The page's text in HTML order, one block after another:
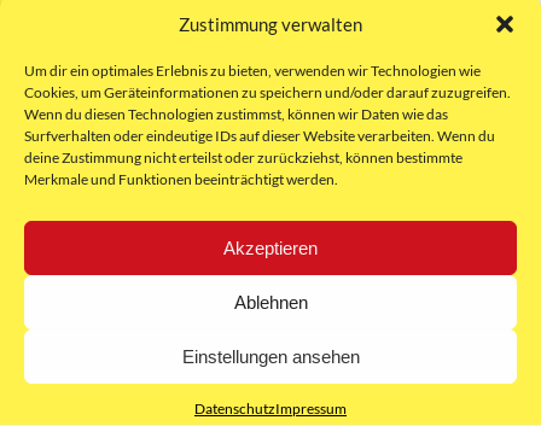
Zustimmung verwalten
Um dir ein optimales Erlebnis zu bieten, verwenden wir Technologien wie
Cookies, um Geräteinformationen zu speichern und/oder darauf zuzugreifen.
Wenn du diesen Technologien zustimmst, können wir Daten wie das
Surfverhalten oder eindeutige IDs auf dieser Website verarbeiten. Wenn du
deine Zustimmung nicht erteilst oder zurückziehst, können bestimmte
Merkmale und Funktionen beeinträchtigt werden.
Akzeptieren
Ablehnen
Einstellungen ansehen
DatenschutzImpressum
Sie erreichen uns unter:
kontakt@freielokale-graz.at
Website by Rubikon Werbeagentur
GmbH
Über uns
Impressum
AGB
Datenschutz
E-Mail